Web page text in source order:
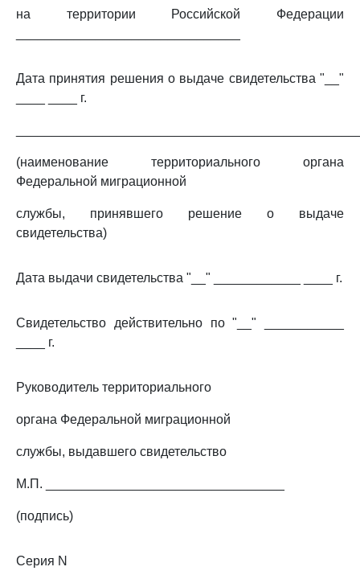
на территории Российской Федерации
Дата принятия решения о выдаче свидетельства "__"
____ ____ г.
(наименование территориального органа
Федеральной миграционной
службы, принявшего решение о выдаче
свидетельства)
Дата выдачи свидетельства "__" ____________ ____ г.
Свидетельство действительно по "__" ___________
____ г.
Руководитель территориального
органа Федеральной миграционной
службы, выдавшего свидетельство
М.П. _________________________________
(подпись)
Серия N